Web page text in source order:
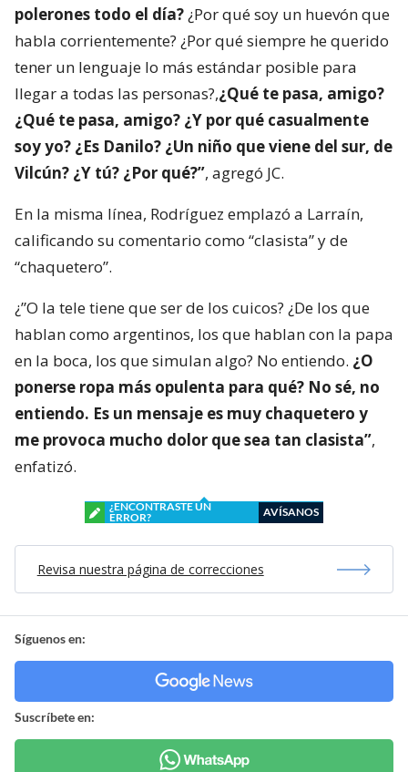
polerones todo el día?¿Por qué soy un huevón que
habla corrientemente? ¿Por qué siempre he querido
tener un lenguaje lo más estándar posible para
llegar a todas las personas?,¿Qué te pasa, amigo?
¿Qué te pasa, amigo? ¿Y por qué casualmente
soy yo? ¿Es Danilo? ¿Un niño que viene del sur, de
Vilcún? ¿Y tú? ¿Por qué?”, agregó JC.
En la misma línea, Rodríguez emplazó a Larraín,
calificando su comentario como “clasista” y de
“chaquetero”.
¿”O la tele tiene que ser de los cuicos? ¿De los que
hablan como argentinos, los que hablan con la papa
en la boca, los que simulan algo? No entiendo. ¿O
ponerse ropa más opulenta para qué? No sé, no
entiendo. Es un mensaje es muy chaquetero y
me provoca mucho dolor que sea tan clasista”,
enfatizó.
¿ENCONTRASTE UN
ERROR?
AVÍSANOS
Revisa nuestra página de correcciones
Síguenos en:
Suscríbete en: